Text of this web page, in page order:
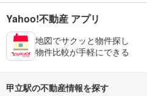
Yahoo!不動産 アプリ
地図でサクッと物件探し
物件比較が手軽にできる
甲立駅の不動産情報を探す